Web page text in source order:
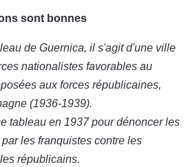
sont bonnes
de Guernica, il s'agit d'une ville
nationalistes favorables au
aux forces républicaines,
(1936-1939).
tableau en 1937 pour dénoncer les
les franquistes contre les
républicains.